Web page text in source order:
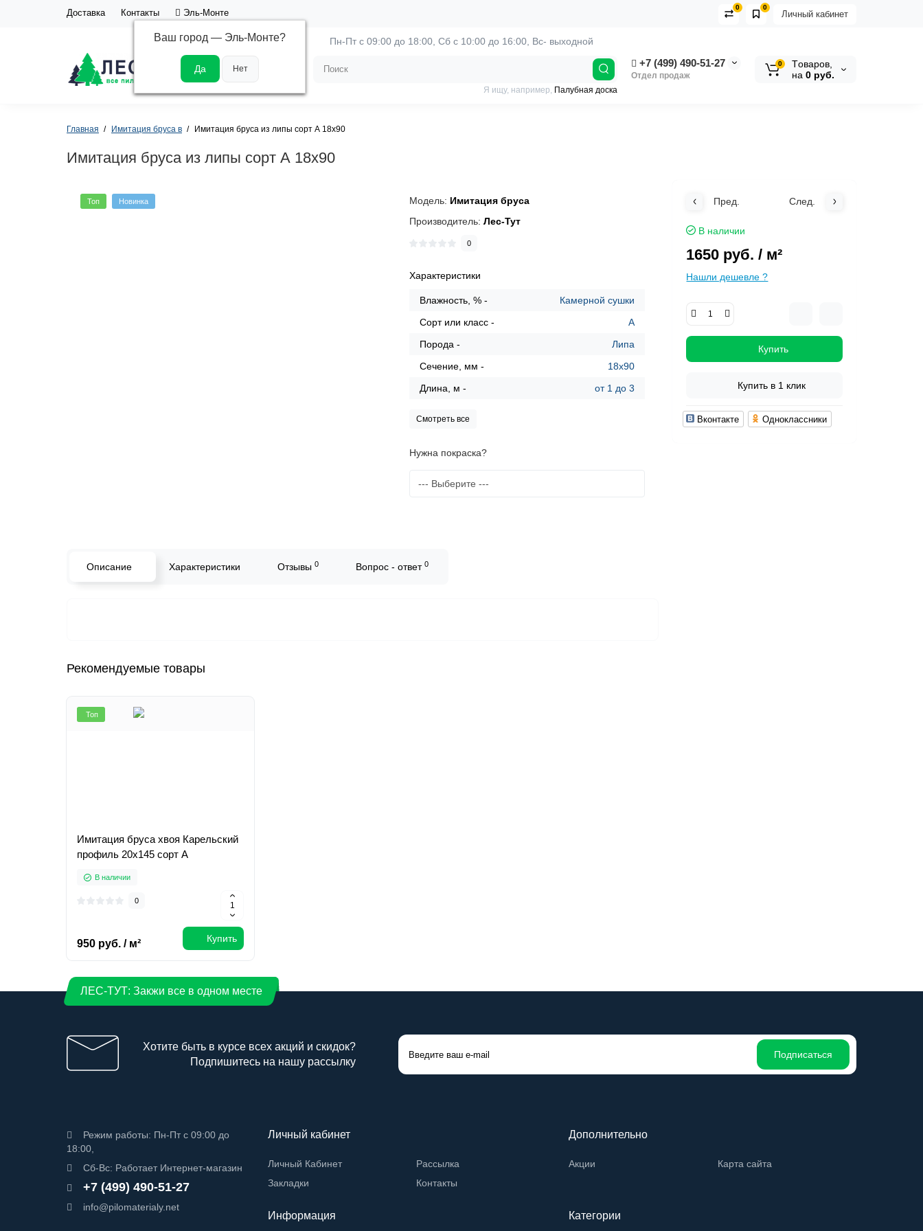
Доставка Контакты Эль-Монте
Ваш город — Эль-Монте?
Личный кабинет
0
0
Каталог
Пн-Пт с 09:00 до 18:00, Сб с 10:00 до 16:00, Вс- выходной
+7 (499) 490-51-27
Отдел продаж
Я ищу, например, Палубная доска
0
Tоваров,
на 0 руб.
Главная Имитация бруса в Имитация бруса из липы сорт А 18х90
Имитация бруса из липы сорт А 18х90
Топ Новинка Модель: Имитация бруса
Производитель:Лес-Тут
0
Характеристики
Влажность, % -
Камерной сушки
Сорт или класс -
А
Порода -
Липа
Сечение, мм -
18x90
Длина, м -
от 1 до 3
Смотреть все
Нужна покраска?
Пред. След.
В наличии
1650 руб./ м²
Нашли дешевле ?
Купить
Купить в 1 клик
Вконтакте Одноклассники
Описание Характеристики Отзывы 0 Вопрос - ответ 0
Рекомендуемые товары
Топ
Имитация бруса хвоя Карельский
профиль 20х145 сорт А
В наличии
0
950 руб. / м² Купить
ЛЕС-ТУТ: Закжи все в одном месте
Хотите быть в курсе всех акций и скидок?
Подпишитесь на нашу рассылку
Подписаться
Режим работы: Пн-Пт с 09:00 до
18:00,
Сб-Вс: Работает Интернет-магазин
+7 (499) 490-51-27
info@pilomaterialy.net
Личный кабинет
Личный Кабинет
Закладки
Рассылка
Контакты
Дополнительно
Акции Карта сайта
Информация Категории